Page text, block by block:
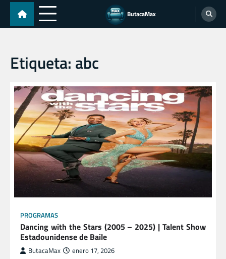
Skip
content
ButacaMax
Etiqueta: abc
PROGRAMAS
Dancing with the Stars (2005 – 2025) | Talent Show
Estadounidense de Baile
ButacaMax enero 17, 2026